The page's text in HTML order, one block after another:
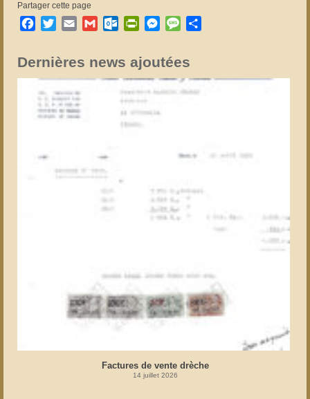
Partager cette page
Facebook
TwitterEmail GmailOutlook.com
PrintFriendly
Messenger
Message
Dernières news ajoutées
Factures de vente drèche
14 juillet 2026